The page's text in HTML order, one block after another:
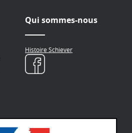
Qui sommes-nous
Histoire Schiever